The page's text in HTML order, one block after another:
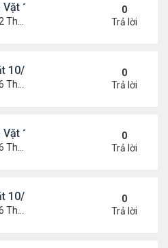
10/15/21- 10/22/21
9:26 pm
0
Trả lời
10/8/21- 10/15/21
11:27 pm
0
Trả lời
10/8/21- 10/15/21
11:20 pm
0
Trả lời
10/1/21 - 10/8/21
1:04 pm
0
Trả lời